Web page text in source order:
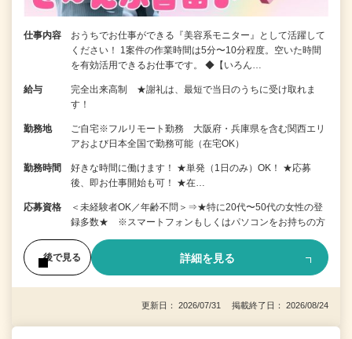
仕事内容
おうちでお仕事ができる『美容系モニター』として活躍して
ください！ 1案件の作業時間は5分〜10分程度。空いた時間
を有効活用できるお仕事です。 ◆【いろん…
給与
完全出来高制 ★謝礼は、最短で当日のうちに受け取れま
す！
勤務地
ご自宅※フルリモート勤務 大阪府・兵庫県を含む関西エリ
アおよび日本全国で勤務可能（在宅OK）
勤務時間
好きな時間に働けます！ ★単発（1日のみ）OK！ ★応募
後、即お仕事開始も可！ ★在…
応募資格
＜未経験者OK／年齢不問＞⇒★特に20代〜50代の女性の登
録多数★ ※スマートフォンもしくはパソコンをお持ちの方
後で見る 詳細を見る
更新日： 2026/07/31 掲載終了日： 2026/08/24